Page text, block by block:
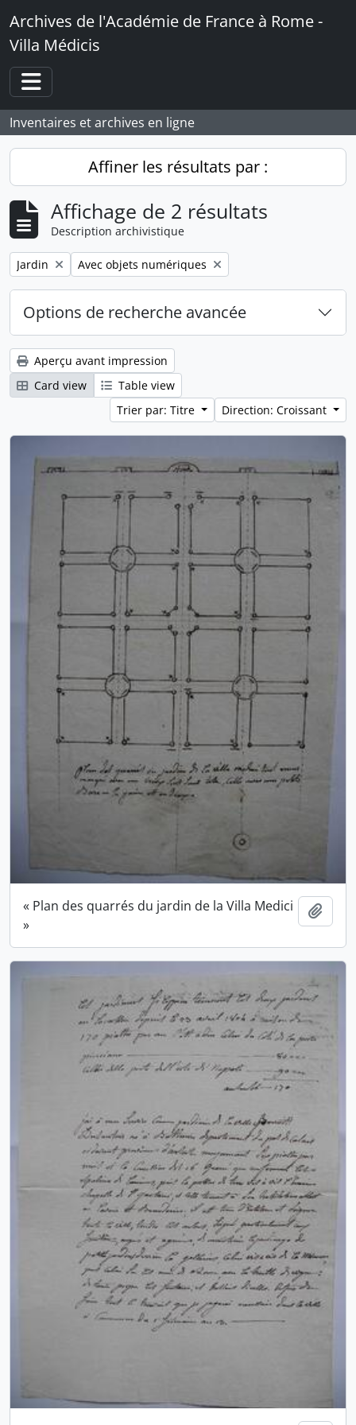
Skip to main content
Archives de l'Académie de France à Rome -
Villa Médicis
Toggle navigation
Inventaires et archives en ligne
Affiner les résultats par :
Affichage de 2 résultats
Description archivistique
Remove filter:
Jardin Remove filter:
Avec objets numériques
Options de recherche avancée
Aperçu avant impression
Card view
Table view
Trier par: Titre
Direction: Croissant
« Plan des quarrés du jardin de la Villa Medici
»